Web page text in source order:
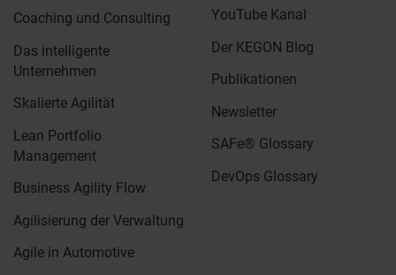
Coaching und Consulting
Das intelligente
Unternehmen
Skalierte Agilität
Lean Portfolio
Management
Business Agility Flow
Agilisierung der Verwaltung
Agile in Automotive
YouTube Kanal
Der KEGON Blog
Publikationen
Newsletter
SAFe® Glossary
DevOps Glossary